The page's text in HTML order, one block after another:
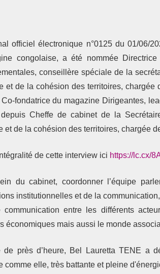
officiel électronique n°0125 du 01/06/
congolaise, a été nommée D
conseillère spéciale de la
et de la cohésion des territoires, chargée
fondatrice du magazine Dirigeantes,
Cheffe de cabinet de la
et de la cohésion des territoires, chargée
de cette interview ici https://lc.cx/
du cabinet, coordonner l’équipe
institutionnelles et de la
entre les différents
économiques mais aussi le monde
de près d’heure, Bel Lauretta TENE a
comme elle, très battante et pleine